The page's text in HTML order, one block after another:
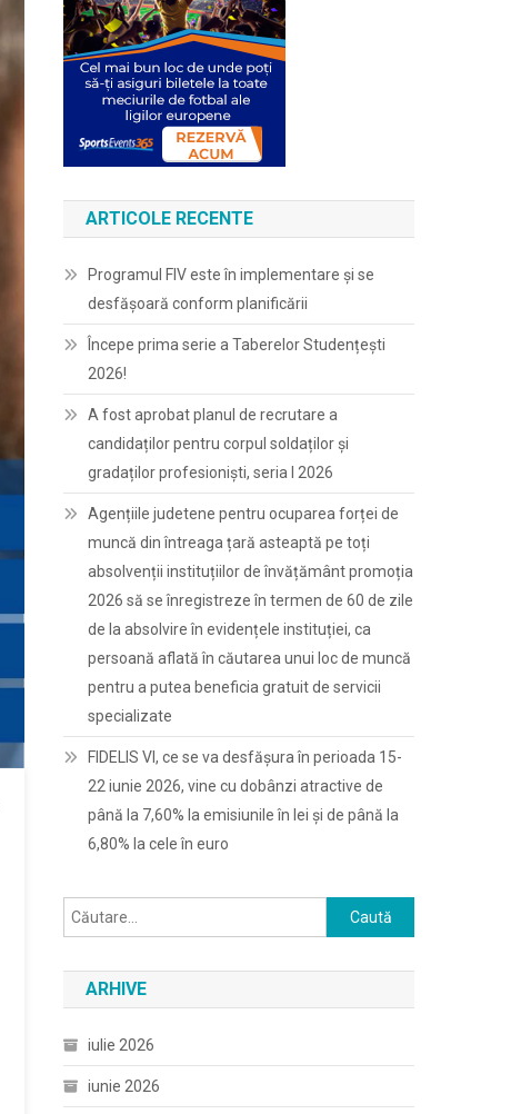
ARTICOLE RECENTE
Programul FIV este în implementare și se
desfășoară conform planificării
Începe prima serie a Taberelor Studențești
2026!
A fost aprobat planul de recrutare a
candidaților pentru corpul soldaților și
gradaților profesioniști, seria I 2026
Agențiile judetene pentru ocuparea forței de
muncă din întreaga țară asteaptă pe toți
absolvenții instituțiilor de învățământ promoția
2026 să se înregistreze în termen de 60 de zile
de la absolvire în evidențele instituției, ca
persoană aflată în căutarea unui loc de muncă
pentru a putea beneficia gratuit de servicii
specializate
FIDELIS VI, ce se va desfășura în perioada 15-
22 iunie 2026, vine cu dobânzi atractive de
până la 7,60% la emisiunile în lei și de până la
6,80% la cele în euro
Caută
după:
ARHIVE
iulie 2026
iunie 2026